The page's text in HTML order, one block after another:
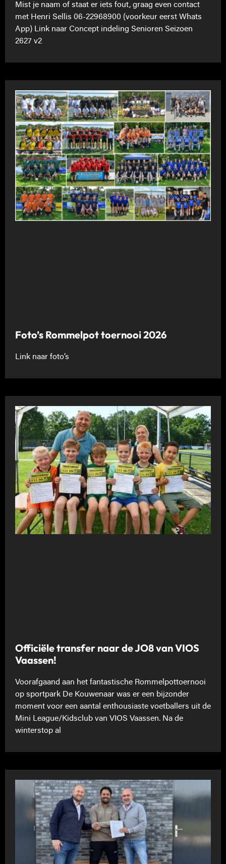
Mist je naam of staat er iets fout, graag even contact
met Henri Sellis 06-22968900 (voorkeur eerst Whats
App) Link naar Concept indeling Senioren Seizoen
2627 v2
Foto’s Rommelpot toernooi 2026
Link naar foto’s
Officiële transfer naar de JO8 van VIOS
Vaassen!
Voorafgaand aan het fantastische Rommelpottoernooi
op sportpark De Kouwenaar was er een bijzonder
moment voor een aantal enthousiaste voetballers uit de
Mini League/Kidsclub van VIOS Vaassen. Na de
winterstop al